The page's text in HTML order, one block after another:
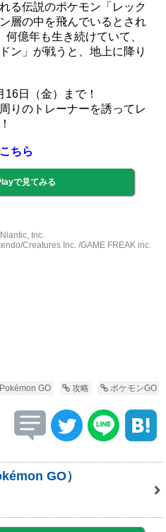
る伝説のポケモン「レック
層の中を飛んでいるとされ
何億年も生き続けていて、
ン」が戦うと、地上に降り
16日（金）まで！
りのトレーナーを誘ってレ
ちら
で見てみる
Inc.
Creatures Inc. /GAME FREAK inc.
Pokémon GO 攻略 ポケモンGO
GO）